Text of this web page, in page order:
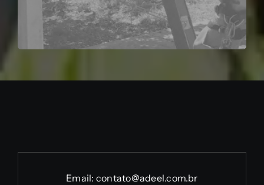
Email: contato@adeel.com.br